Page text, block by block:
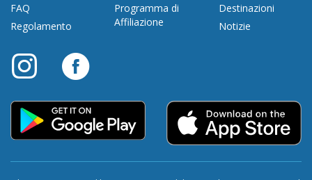
FAQ
Regolamento
Programma di
Affiliazione
Destinazioni
Notizie